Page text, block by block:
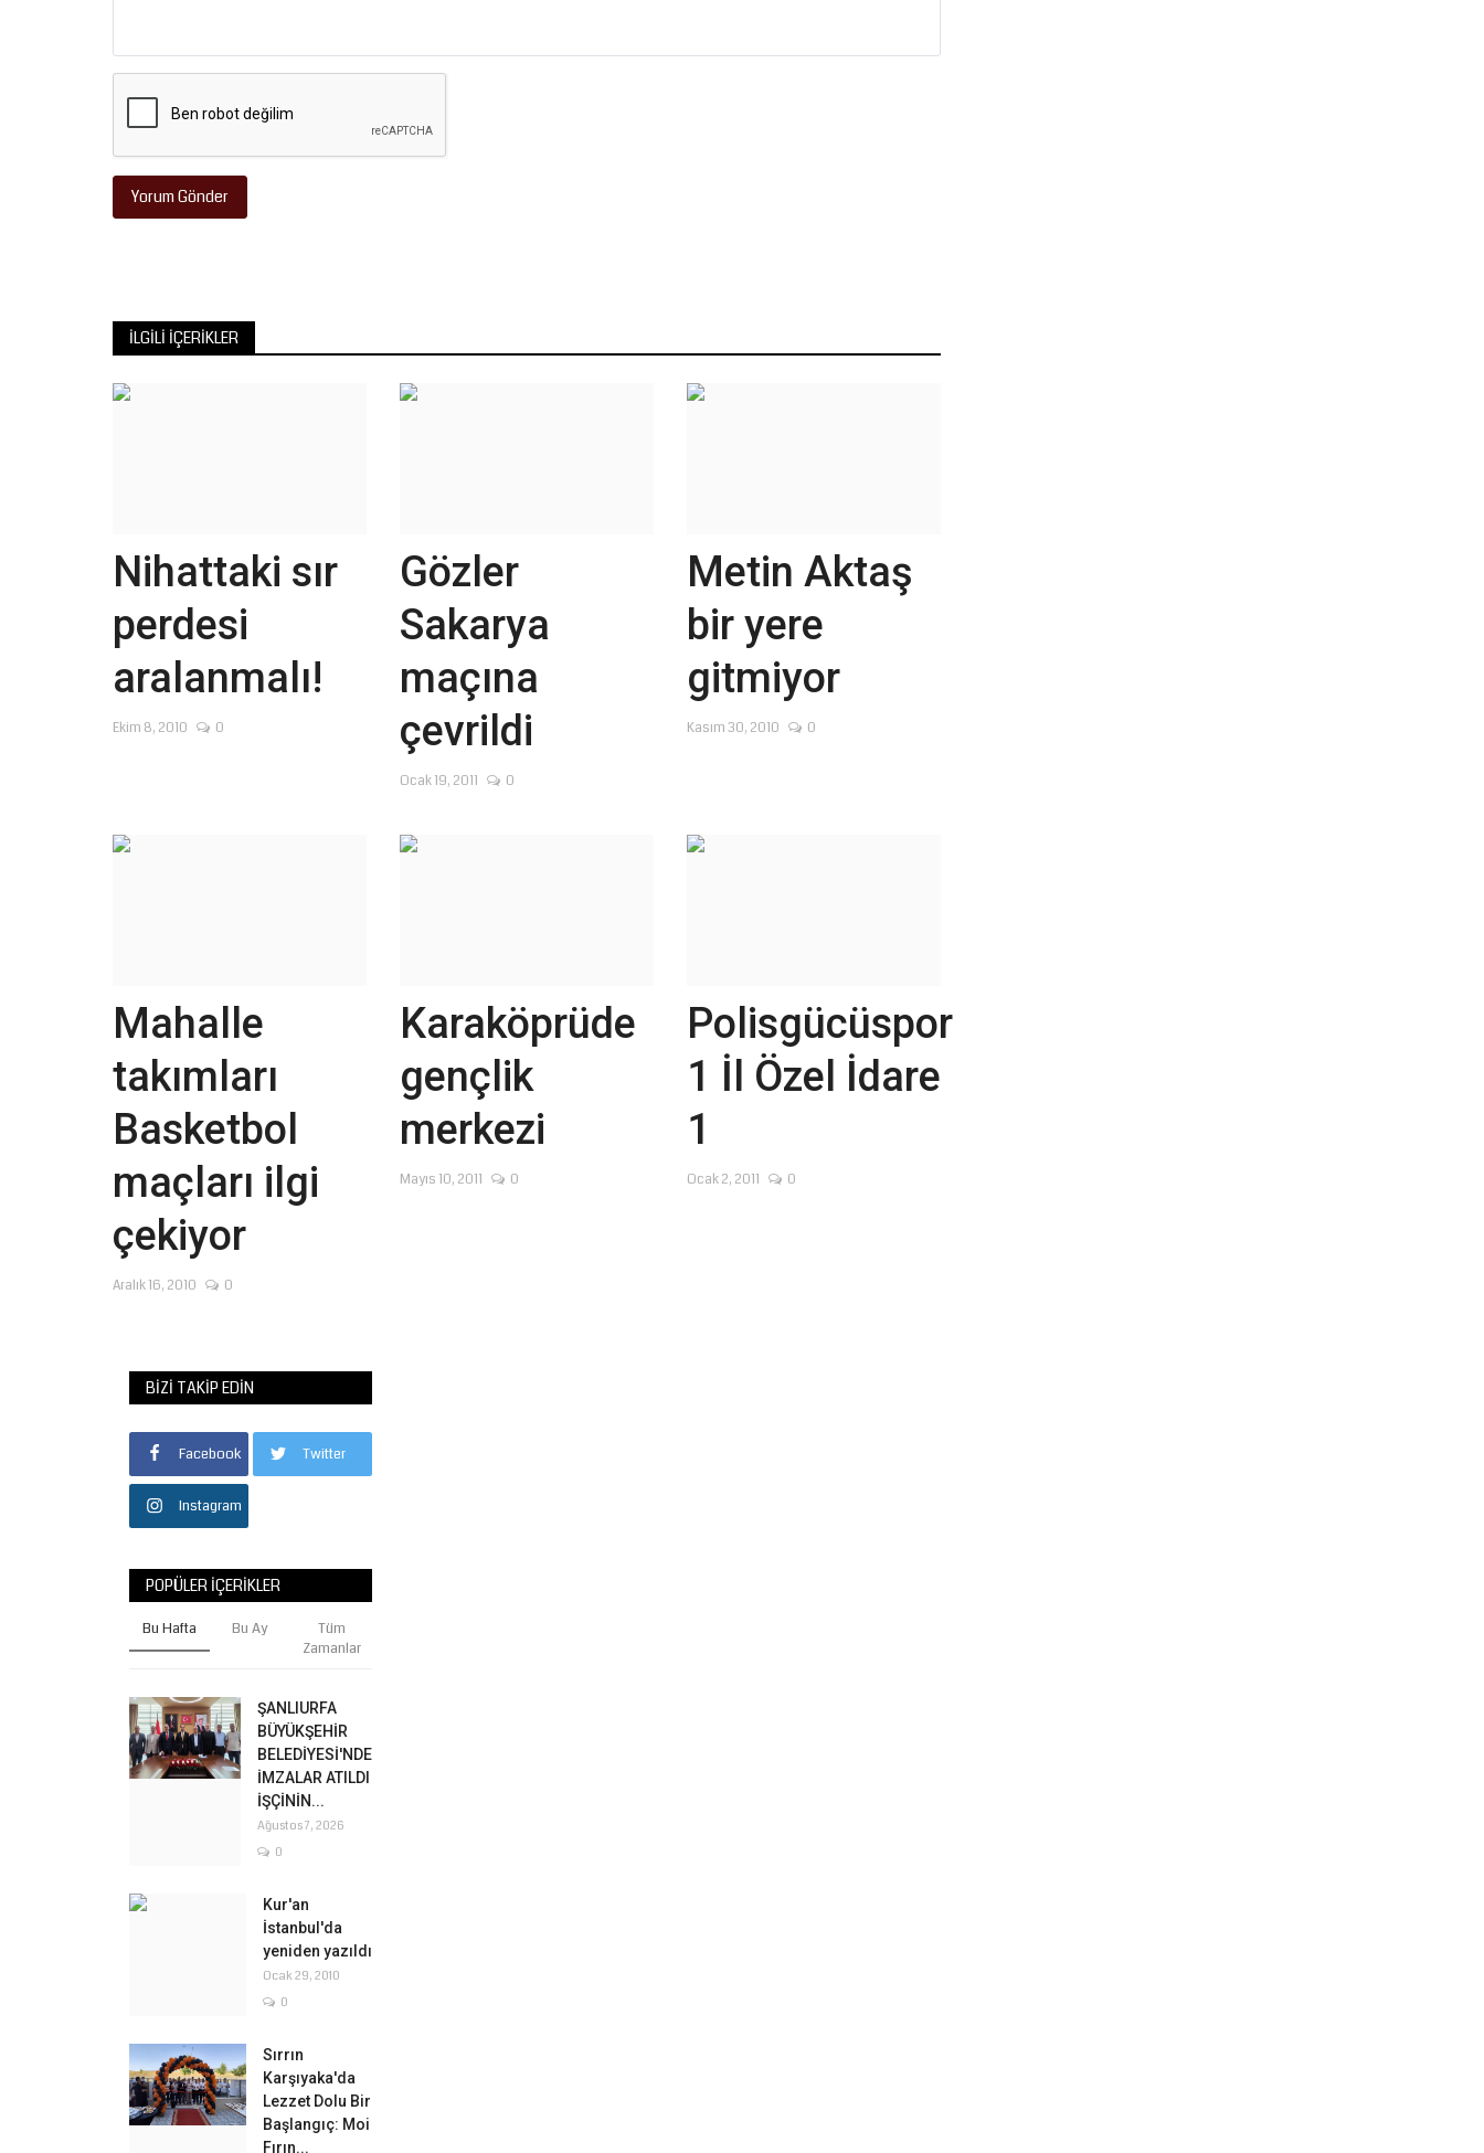
Yorum Gönder
İLGILI İÇERIKLER
Nihattaki sır
perdesi
aralanmalı!
Ekim 8, 2010 0
Gözler
Sakarya
maçına
çevrildi
Ocak 19, 2011 0
Metin Aktaş
bir yere
gitmiyor
Kasım 30, 2010 0
Mahalle
takımları
Basketbol
maçları ilgi
çekiyor
Aralık 16, 2010 0
Karaköprüde
gençlik
merkezi
Mayıs 10, 2011 0
Polisgücüspor
1 İl Özel İdare
1
Ocak 2, 2011 0
BIZI TAKIP EDIN
Facebook Twitter
Instagram
POPÜLER İÇERIKLER
Bu Hafta Bu Ay
Tüm
Zamanlar
ŞANLIURFA
BÜYÜKŞEHİR
BELEDİYESİ'NDE
İMZALAR ATILDI
İŞÇİNİN...
Ağustos 7, 2026
0
Kur'an
İstanbul'da
yeniden yazıldı
Ocak 29, 2010
0
Sırrın
Karşıyaka'da
Lezzet Dolu Bir
Başlangıç: Moi
Fırın...